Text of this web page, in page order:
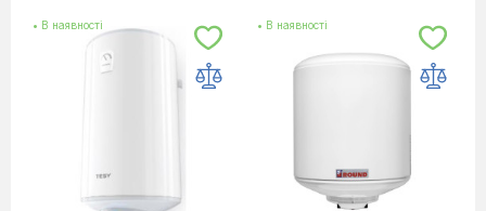
• В наявності • В наявності